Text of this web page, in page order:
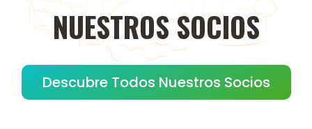
NUESTROS SOCIOS
Descubre Todos Nuestros Socios